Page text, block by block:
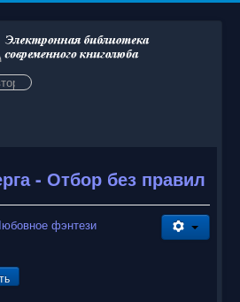
- Отбор без правил
фэнтези